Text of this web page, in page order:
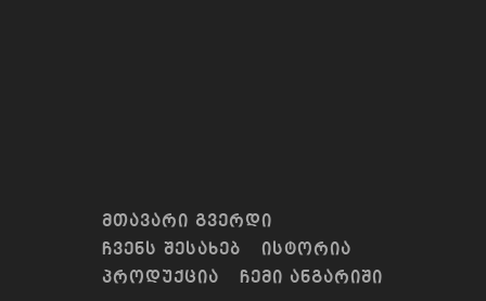
ᲛᲗᲐᲕᲐᲠᲘ ᲒᲕᲔᲠᲓᲘ
ᲩᲕᲔᲜᲡ ᲨᲔᲡᲐᲮᲔᲑ
ᲘᲡᲢᲝᲠᲘᲐ
ᲞᲠᲝᲓᲣᲥᲪᲘᲐ
ᲩᲔᲛᲘ ᲐᲜᲒᲐᲠᲘᲨᲘ